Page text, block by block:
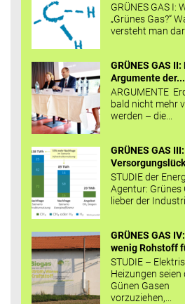
GRÜNES GAS I:
„Grünes Gas?“
versteht man
GRÜNES GAS II:
Argumente der...
ARGUMENTE
bald nicht mehr
werden – die...
GRÜNES GAS
STUDIE der
Agentur: Grünes
lieber der
GRÜNES GAS
wenig Rohstoff
STUDIE –
Heizungen seien
Günen Gasen
vorzuziehen,...